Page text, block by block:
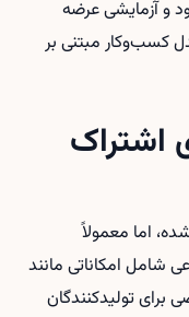
و آزمایشی عرضه
کسب‌وکار مبتنی بر
اشتراک
اما معمولاً
شامل امکاناتی مانند
برای تولیدکنندگان